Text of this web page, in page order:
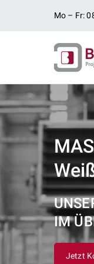
Mo – Fr:
IM
Jetzt